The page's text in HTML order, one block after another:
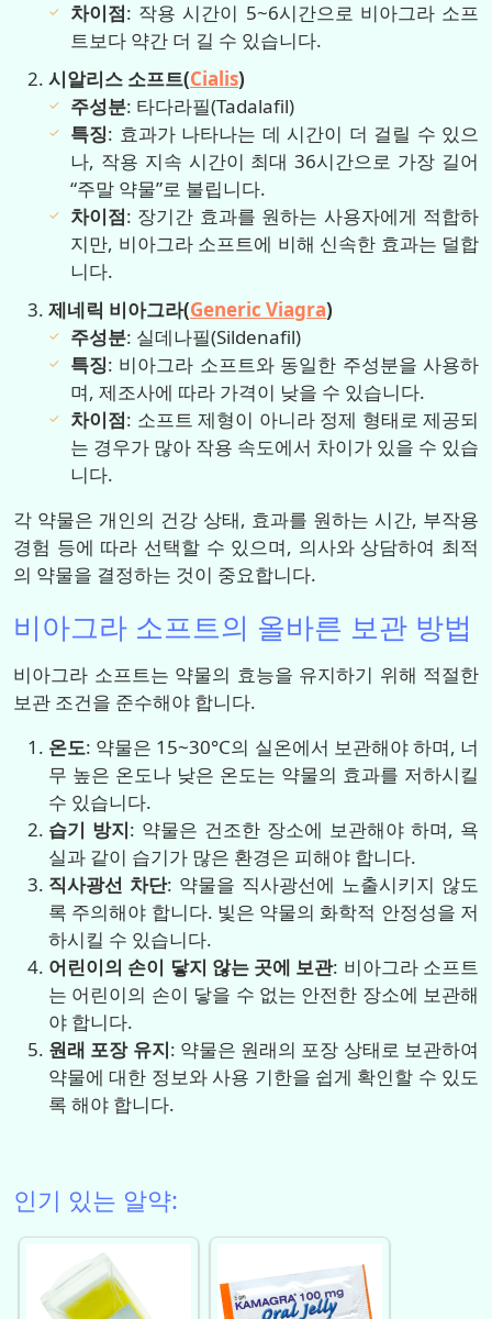
차이점: 작용 시간이 5~6시간으로 비아그라 소프
트보다 약간 더 길 수 있습니다.
시알리스 소프트(Cialis)
주성분: 타다라필(Tadalafil)
특징: 효과가 나타나는 데 시간이 더 걸릴 수 있으
나, 작용 지속 시간이 최대 36시간으로 가장 길어
“주말 약물”로 불립니다.
차이점: 장기간 효과를 원하는 사용자에게 적합하
지만, 비아그라 소프트에 비해 신속한 효과는 덜합
니다.
제네릭 비아그라(Generic Viagra)
주성분: 실데나필(Sildenafil)
특징: 비아그라 소프트와 동일한 주성분을 사용하
며, 제조사에 따라 가격이 낮을 수 있습니다.
차이점: 소프트 제형이 아니라 정제 형태로 제공되
는 경우가 많아 작용 속도에서 차이가 있을 수 있습
니다.
각 약물은 개인의 건강 상태, 효과를 원하는 시간, 부작용
경험 등에 따라 선택할 수 있으며, 의사와 상담하여 최적
의 약물을 결정하는 것이 중요합니다.
비아그라 소프트의 올바른 보관 방법
비아그라 소프트는 약물의 효능을 유지하기 위해 적절한
보관 조건을 준수해야 합니다.
온도: 약물은 15~30°C의 실온에서 보관해야 하며, 너
무 높은 온도나 낮은 온도는 약물의 효과를 저하시킬
수 있습니다.
습기 방지: 약물은 건조한 장소에 보관해야 하며, 욕
실과 같이 습기가 많은 환경은 피해야 합니다.
직사광선 차단: 약물을 직사광선에 노출시키지 않도
록 주의해야 합니다. 빛은 약물의 화학적 안정성을 저
하시킬 수 있습니다.
어린이의 손이 닿지 않는 곳에 보관: 비아그라 소프트
는 어린이의 손이 닿을 수 없는 안전한 장소에 보관해
야 합니다.
원래 포장 유지: 약물은 원래의 포장 상태로 보관하여
약물에 대한 정보와 사용 기한을 쉽게 확인할 수 있도
록 해야 합니다.
인기 있는 알약: